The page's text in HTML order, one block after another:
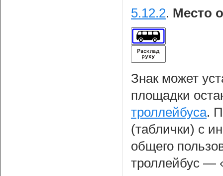
5.12.2. Место
Знак может
площадки
троллейбуса.
(таблички) с
общего
троллейбус —